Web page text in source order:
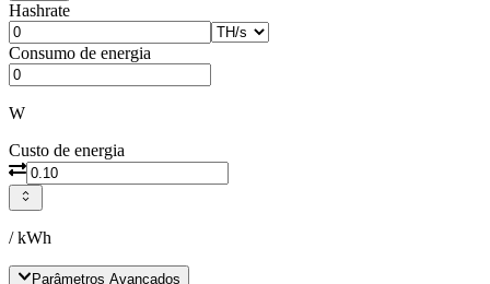
Hashrate
Consumo de energia
W
Custo de energia
/ kWh
Parâmetros Avançados